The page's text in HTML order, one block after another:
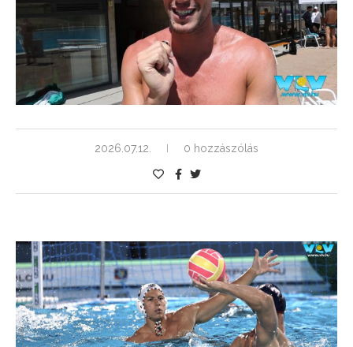
2026.07.12. 0 hozzászólás